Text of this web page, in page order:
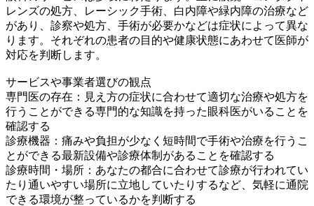
レンズの処方、レーシック手術、白内障や緑内障の治療など
があり、診察や処方、手術が必要かなどは症状によって異な
ります。それぞれの患者の目的や健康状態にあわせて医師が
対応を判断します。
サービスや事業者選びの観点
専門医の存在：見え方の症状に合わせて適切な治療や処方を
行うことができる専門的な知識を持った眼科医がいることを
確認する
診療機器：痛みや負担が少なく短時間で手術や治療を行うこ
とができる最新設備や診療体制があることを確認する
診療時間・場所：あなたの都合に合わせて診療が行われてい
たり通いやすい場所に立地していたりするなど、気軽に通院
できる環境が整っているかを判断する